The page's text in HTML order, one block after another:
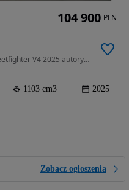
1103 cm3 • 214 KM • Nowy Ducati Streetfighter V4 2025 autoryzowany dealer GDYNIA FV 23%
1103 cm3 2025
Zobacz ogłoszenia
104 900 PLN